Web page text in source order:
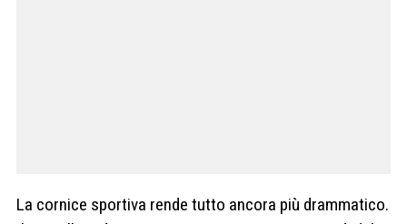
La cornice sportiva rende tutto ancora più drammatico.